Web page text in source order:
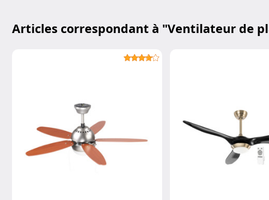
Articles correspondant à "Ventilateur de